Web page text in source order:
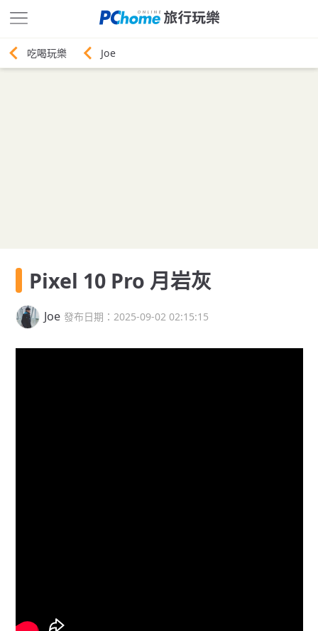
Joe
Pixel 10 Pro 月岩灰
Joe 發布日期：2025-09-02 02:15:15